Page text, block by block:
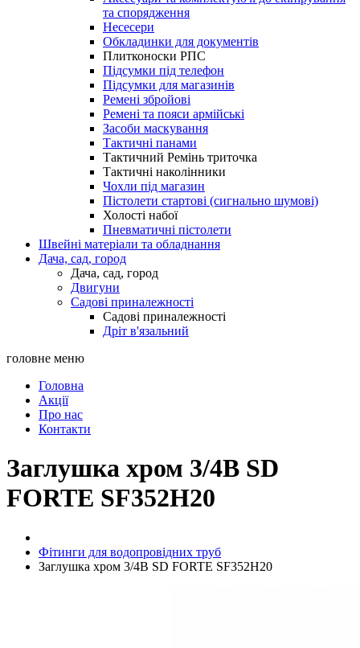
та спорядження
Несесери
Обкладинки для документів
Плитконоски РПС
Підсумки під телефон
Підсумки для магазинів
Ремені збройові
Ремені та пояси армійські
Засоби маскування
Тактичні панами
Тактичний Ремінь триточка
Тактичні наколінники
Чохли під магазин
Пістолети стартові (сигнально шумові)
Холості набої
Пневматичні пістолети
Швейні матеріали та обладнання
Дача, сад, город
Дача, сад, город
Двигуни
Садові приналежності
Садові приналежності
Дріт в'язальний
головне меню
Головна
Акції
Про нас
Контакти
Заглушка хром 3/4В SD
FORTE SF352H20
Фітинги для водопровідних труб
Заглушка хром 3/4В SD FORTE SF352H20